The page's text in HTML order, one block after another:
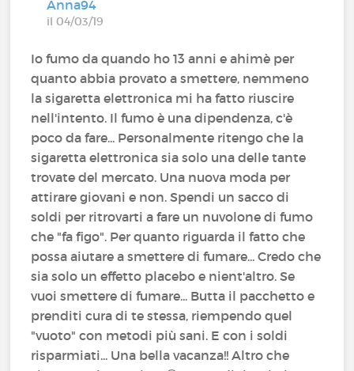
Anna94
il 04/03/19
Io fumo da quando ho 13 anni e ahimè per
quanto abbia provato a smettere, nemmeno
la sigaretta elettronica mi ha fatto riuscire
nell'intento. Il fumo è una dipendenza, c'è
poco da fare... Personalmente ritengo che la
sigaretta elettronica sia solo una delle tante
trovate del mercato. Una nuova moda per
attirare giovani e non. Spendi un sacco di
soldi per ritrovarti a fare un nuvolone di fumo
che "fa figo". Per quanto riguarda il fatto che
possa aiutare a smettere di fumare... Credo che
sia solo un effetto placebo e nient'altro. Se
vuoi smettere di fumare... Butta il pacchetto e
prenditi cura di te stessa, riempendo quel
"vuoto" con metodi più sani. E con i soldi
risparmiati... Una bella vacanza!! Altro che